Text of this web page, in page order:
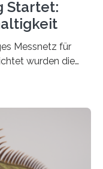
Startet:
Messnetz für
wurden die
ihren Bericht zur
Ernährung und
Oktober 2025).